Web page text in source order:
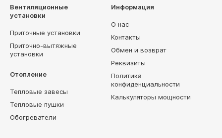
Вентиляционные
установки
Приточные установки
Приточно-вытяжные
установки
Отопление
Тепловые завесы
Тепловые пушки
Обогреватели
Информация
О нас
Контакты
Обмен и возврат
Реквизиты
Политика
конфиденциальности
Калькуляторы мощности